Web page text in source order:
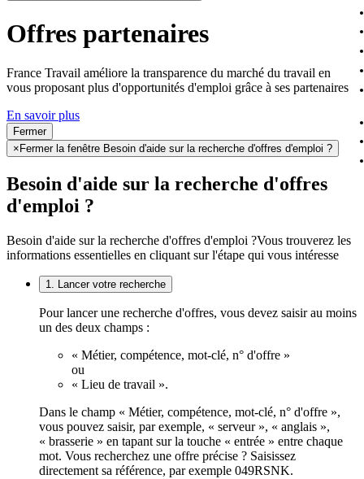
Offres partenaires
France Travail améliore la transparence du marché du travail en
vous proposant plus d'opportunités d'emploi grâce à ses partenaires
En savoir plus
Fermer
× Fermer la fenêtre Besoin d'aide sur la recherche d'offres d'emploi ?
Besoin d'aide sur la recherche d'offres
d'emploi ?
Besoin d'aide sur la recherche d'offres d'emploi ?Vous trouverez les
informations essentielles en cliquant sur l'étape qui vous intéresse
1. Lancer votre recherche
Pour lancer une recherche d'offres, vous devez saisir au moins
un des deux champs :
« Métier, compétence, mot-clé, n° d'offre »
ou
« Lieu de travail ».
Dans le champ « Métier, compétence, mot-clé, n° d'offre »,
vous pouvez saisir, par exemple, « serveur », « anglais »,
« brasserie » en tapant sur la touche « entrée » entre chaque
mot. Vous recherchez une offre précise ? Saisissez
directement sa référence, par exemple 049RSNK.